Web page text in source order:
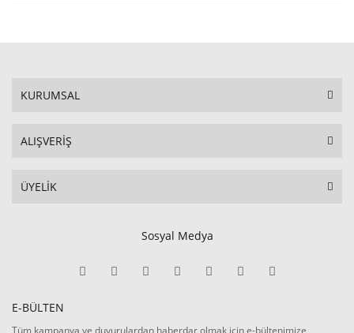
KURUMSAL
ALIŞVERİŞ
ÜYELİK
Sosyal Medya
E-BÜLTEN
Tüm kampanya ve duyurulardan haberdar olmak için e-bültenimize